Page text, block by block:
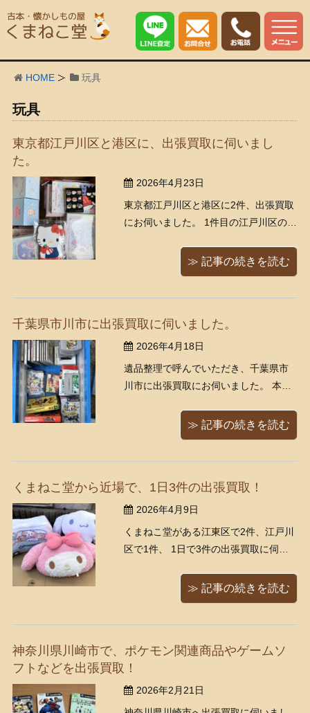
HOME 玩具
玩具
東京都江戸川区と港区に、出張買取に伺いまし
た。
2026年4月23日
東京都江戸川区と港区に2件、出張買取
にお伺いました。 1件目の江戸川区のお
買取となります。 いつも可愛いサンリ
オグッズをたくさんありがとうござい
など。 キティちゃんをはじめ ...
≫ 記事の続きを読む
千葉県市川市に出張買取に伺いました。
2026年4月18日
遺品整理で呼んでいただき、千葉県市
川市に出張買取にお伺いました。 本・
セサリー・コイン・収入印紙・食器な
どをお譲りいただきました。 ゲームキ
体・FAMICOM ファミコンの互換 ...
≫ 記事の続きを読む
くまねこ堂から近場で、1日3件の出張買取！
2026年4月9日
くまねこ堂がある江東区で2件、江戸川
区で1件、 1日で3件の出張買取に伺い
グッズ、古本、指輪、レコードをお譲
りいただきました。 サンリオグッズ
ター商品です。 くまねこ堂ではぬ ...
≫ 記事の続きを読む
神奈川県川崎市で、ポケモン関連商品やゲームソ
フトなどを出張買取！
2026年2月21日